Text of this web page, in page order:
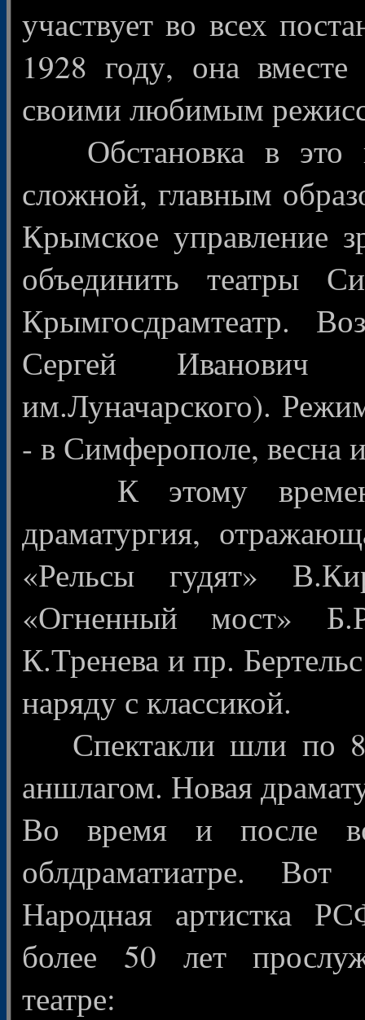
участвует во всех
1928 году, она
своими любимым
Обстановка в это
сложной, главным
Крымское управление
объединить театры
Крымгосдрамтеатр.
Сергей Иванович
им.Луначарского).
- в Симферополе, весна
К этому времени
драматургия,
«Рельсы гудят»
«Огненный мост»
К.Тренева и пр.
наряду с классикой.
Спектакли шли по
аншлагом. Новая
Во время и после
облдраматиатре.
Народная артистка
более 50 лет
театре: